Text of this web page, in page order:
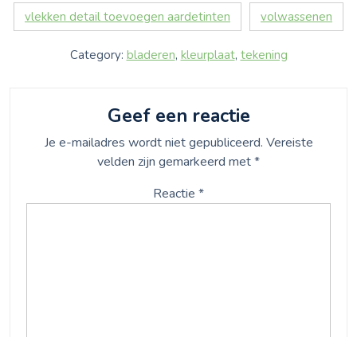
vlekken detail toevoegen aardetinten volwassenen
Category: bladeren, kleurplaat, tekening
Geef een reactie
Je e-mailadres wordt niet gepubliceerd. Vereiste
velden zijn gemarkeerd met*
Reactie *